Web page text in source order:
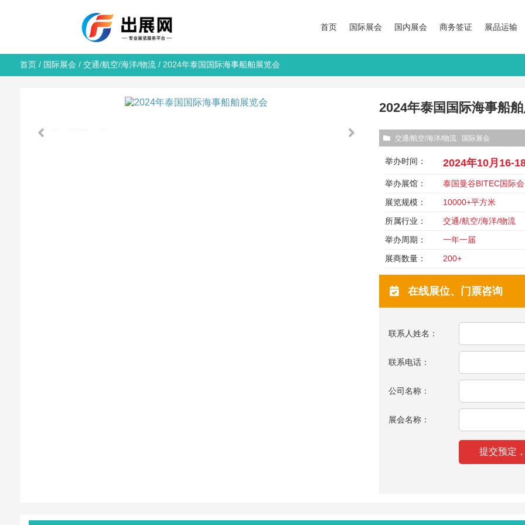
首页 国际展会 国内展会 商务签证 展品运输
首页/ 国际展会 / 交通/航空/海洋/物流/ 2024年泰国国际海事船舶展览会
2024年泰国国际海事船
交通/航空/海洋/物流 国际展会
举办时间： 2024年10月16-
举办展馆：
泰国曼谷BITEC国际
展览规模：
10000+平方米
所属行业：
交通/航空/海洋/物流
举办周期：
一年一届
展商数量：
200+
在线展位、门票咨询
联系人姓名：
联系电话：
公司名称：
展会名称：